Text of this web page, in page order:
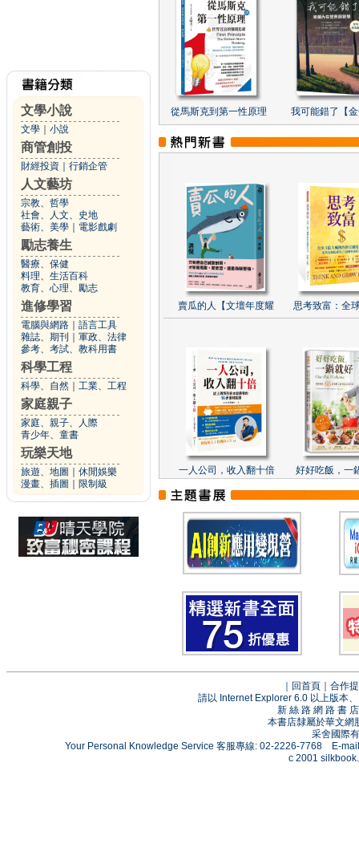
文學小說
文學 小說
商管創投
財經投資 行銷企管
人文藝坊
宗教、哲學
社會、人文、史地
藝術、美學
電影戲劇
勵志養生
醫療、保健
料理、生活百科
教育、心理、勵志
進修學習
電腦與網路
語言工具
雜誌、期刊
軍政、法律
參考、考試、教科用書
科學工程
科學、自然 工業、工程
家庭親子
家庭、親子、人際
青少年、童書
玩樂天地
旅遊、地圖
休閒娛樂
漫畫、插圖
限制級
從馬斯克到第一性原理 我可能錯了【
賣瓜的人【文壇年度耀 思考致富：全
一人公司，收入翻十倍 好好吃飯，一
回首頁
合作
請以 Internet Explorer 6.0 以上版本
新 絲 路 網 路 書
本書店隸屬於華文網
采舍國際
Your Personal Knowledge Service 客服專線: 02-2226-7768 E-
c 2001